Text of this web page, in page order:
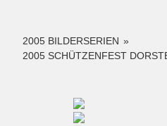
2005 BILDERSERIEN »
2005 SCHÜTZENFEST